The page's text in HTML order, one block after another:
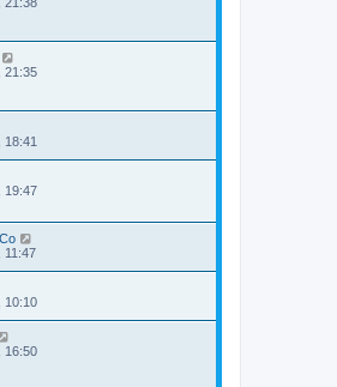
21:35
19:47
11:47
10:10
16:50